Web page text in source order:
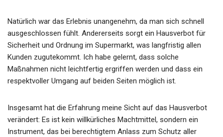
Natürlich war das Erlebnis unangenehm, da man sich schnell
ausgeschlossen fühlt. Andererseits sorgt ein Hausverbot für
Sicherheit und Ordnung im Supermarkt, was langfristig allen
Kunden zugutekommt. Ich habe gelernt, dass solche
Maßnahmen nicht leichtfertig ergriffen werden und dass ein
respektvoller Umgang auf beiden Seiten möglich ist.
Insgesamt hat die Erfahrung meine Sicht auf das Hausverbot
verändert: Es ist kein willkürliches Machtmittel, sondern ein
Instrument, das bei berechtigtem Anlass zum Schutz aller